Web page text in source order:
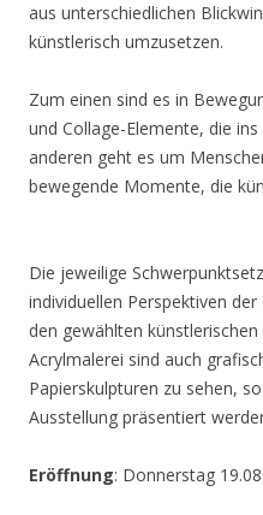
aus unterschiedlichen
künstlerisch umzusetzen.
Zum einen sind es in
und Collage-Elemente, die
anderen geht es um
bewegende Momente, die
Die jeweilige
individuellen Perspektiven
den gewählten
Acrylmalerei sind auch
Papierskulpturen zu sehen,
Ausstellung präsentiert
Eröffnung: Donnerstag